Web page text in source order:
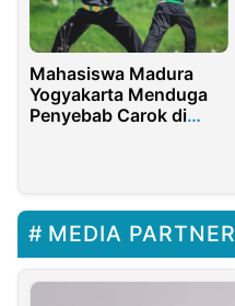
Mahasiswa Madura
Yogyakarta Menduga
Penyebab Carok di
MEDIA PARTNER